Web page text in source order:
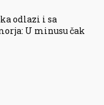
odlazi i sa
U minusu čak